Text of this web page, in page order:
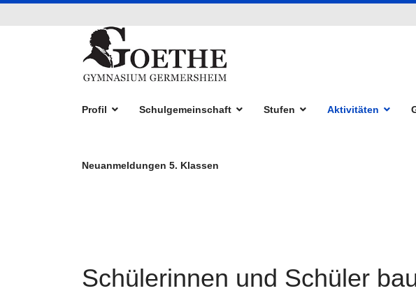
Profil Schulgemeinschaft Stufen Aktivitäten
Neuanmeldungen 5. Klassen
Schülerinnen und Schüler